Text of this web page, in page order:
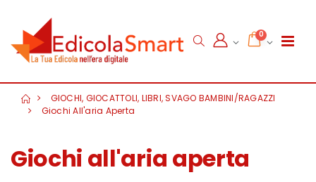
0
GIOCHI, GIOCATTOLI, LIBRI, SVAGO BAMBINI/RAGAZZI
Giochi All'aria Aperta
Giochi all'aria aperta